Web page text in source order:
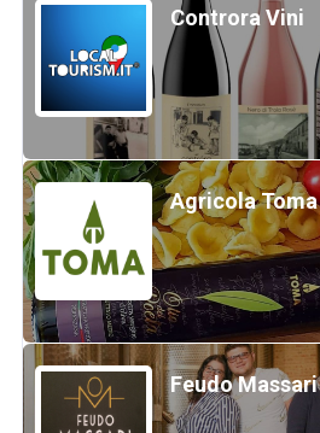
Controra Vini
Agricola Toma
Feudo Massari